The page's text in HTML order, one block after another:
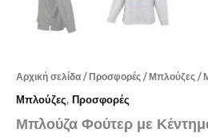
Αρχική σελίδα / Προσφορές / Μπλούζες /
Μπλούζες, Προσφορές
Μπλούζα Φούτερ με